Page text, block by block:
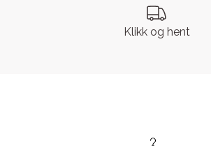
Klikk og hent